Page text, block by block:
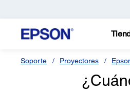
Soporte Proyectores